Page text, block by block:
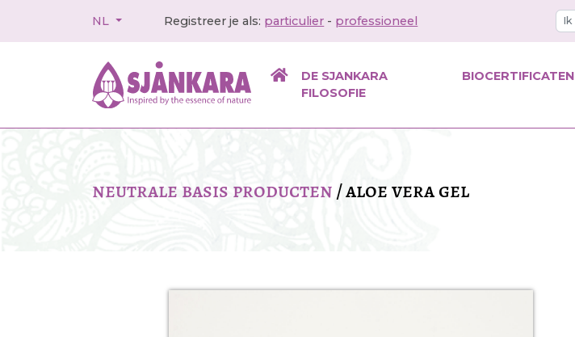
NL Registreer je als: particulier - professioneel
DE SJANKARA
FILOSOFIE
BIOCERTIFICATEN
neutrale basis producten/aloe vera gel